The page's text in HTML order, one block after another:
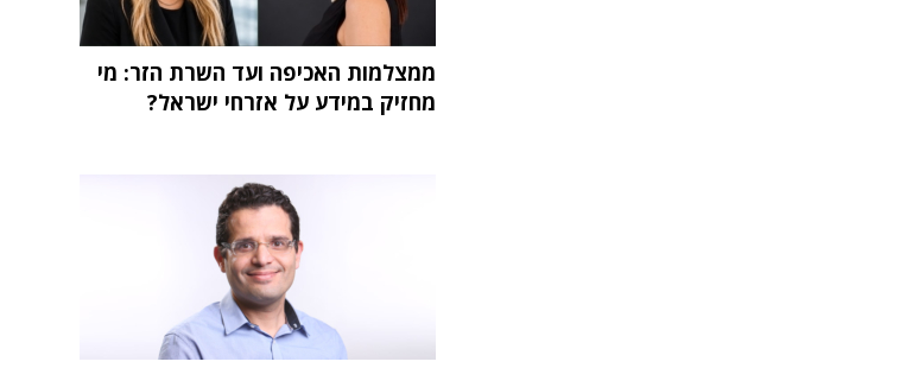
ממצלמות האכיפה ועד השרת הזר: מי
מחזיק במידע על אזרחי ישראל?